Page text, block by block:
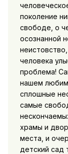
поколение
свободе, о
осознанной
человека
проблема!
нашем
сплошные
самые
храмы и
места, и
детский сад